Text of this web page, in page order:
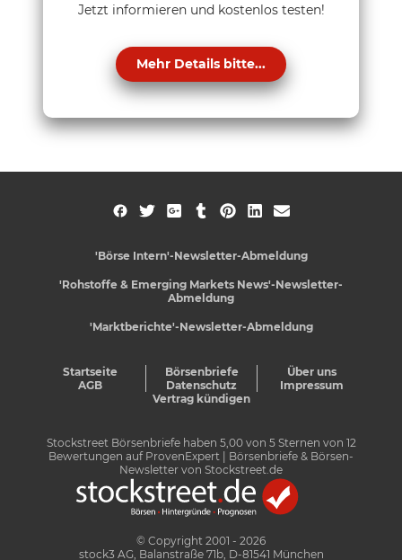
Jetzt informieren und kostenlos testen!
Mehr Details bitte...
'Börse Intern'-Newsletter-Abmeldung
'Rohstoffe & Emerging Markets News'-Newsletter-
Abmeldung
'Marktberichte'-Newsletter-Abmeldung
Startseite Börsenbriefe
Über uns
AGB
Datenschutz
Impressum
Vertrag kündigen
Stockstreet Börsenbriefe haben 5,00von 5Sternen von 12
Bewertungen auf ProvenExpert
| Börsenbriefe & Börsen-
Newsletter von Stockstreet.de
© Copyright 2001 - 2026
stock3 AG, Balanstraße 71b, D-81541 München